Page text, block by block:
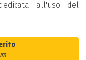
all'uso del